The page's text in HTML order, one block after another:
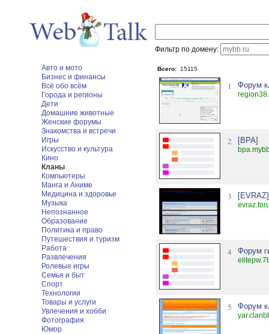
Фильтр по домену:
Авто и мото
Бизнес и финансы
Всё обо всём
Города и регионы
Дети
Домашние животные
Женские форумы
Знакомства и встречи
Игры
Искусство и культура
Кино
Кланы
Компьютеры
Манга и Аниме
Медицина и здоровье
Музыка
Непознанное
Образование
Политика и право
Путешествия и туризм
Работа
Развлечения
Ролевые игры
Семья и быт
Спорт
Технологии
Товары и услуги
Увлечения и хобби
Фотография
Юмор
Всего: 15115
1 Форум
2 [BPA]
3
4 Форум
5 Форум